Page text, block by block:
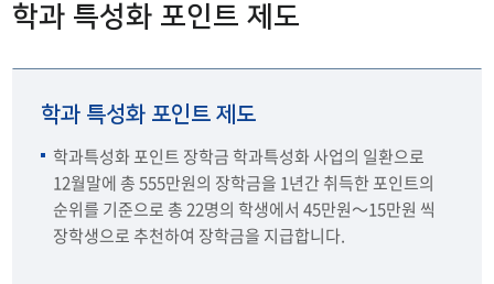
환경기사자격증 멘토링 시스템
대학혁신지원Creative Cube
학과 특성화 포인트 제도
학과 특성화 포인트 제도
학과특성화 포인트 장학금 학과특성화 사업의 일환으로
12월말에 총 555만원의 장학금을 1년간 취득한 포인트의
순위를 기준으로 총 22명의 학생에서 45만원～15만원 씩
장학생으로 추천하여 장학금을 지급합니다.